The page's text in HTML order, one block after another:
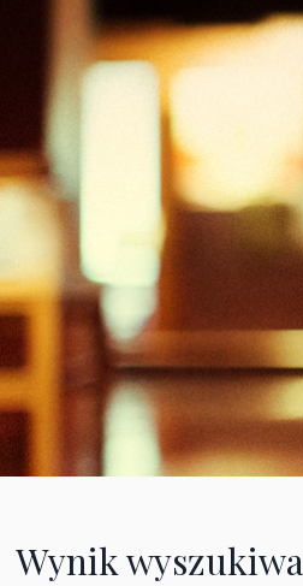
Wynik